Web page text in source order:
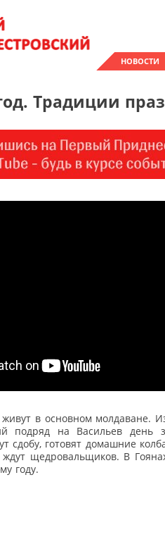
НОВОСТИ
Традиции
в основном молдаване.
подряд на Васильев день
сдобу, готовят домашние
щедровальщиков. В
году.